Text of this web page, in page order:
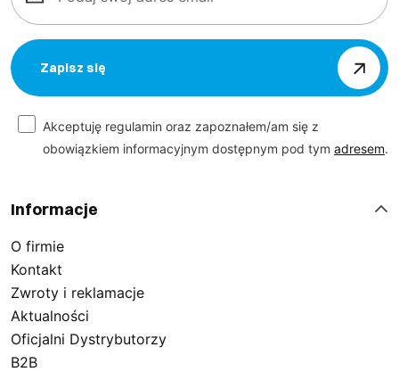
Zapisz się
Akceptuję regulamin oraz zapoznałem/am się z
obowiązkiem informacyjnym dostępnym pod tym adresem.
Informacje
O firmie
Kontakt
Zwroty i reklamacje
Aktualności
Oficjalni Dystrybutorzy
B2B